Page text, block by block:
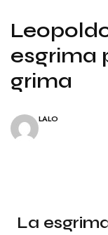
esgrima
grima
LALO
La